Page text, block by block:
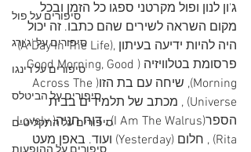
סיפורים על פול
סיפורים על 'ג'ורג
סיפורים על רינגו
סיפורים על הביטלס
סיפורים על התקליטים
ג'ון לנון ופול מקרטני ספגו כל הזמן ובכל
מקום השראה לשירים שהם כתבו. זה יכול
היה להיות ידיעה בעיתון ,(A Day In The Life)
פרסומת בטלוויזיה (Good Morning, Good
Morning), שיחה עם בת הזו(Across The
Universe) , מכתב של תלמידים בבית
הספר(I Am The Walrus) , דוח חניה(Lovely
Rita) , חלום (Yesterday) ועוד. באפן מעט